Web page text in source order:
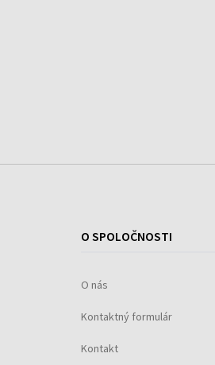
O SPOLOČNOSTI
O nás
Kontaktný formulár
Kontakt